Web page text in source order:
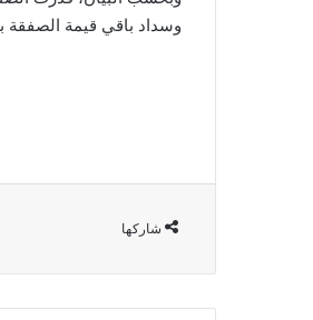
وسداد باقي قيمة الصفقة بناءً
شاركها